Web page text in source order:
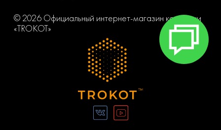
© 2026 Официальный интернет-магазин компании
«TROKOT»